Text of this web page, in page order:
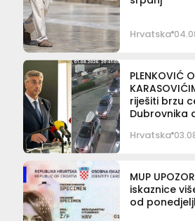
Hrvatska
PLENKOVIĆ
riješiti brzu
Dubrovnika
Hrvatska
MUP
iskaznice
od